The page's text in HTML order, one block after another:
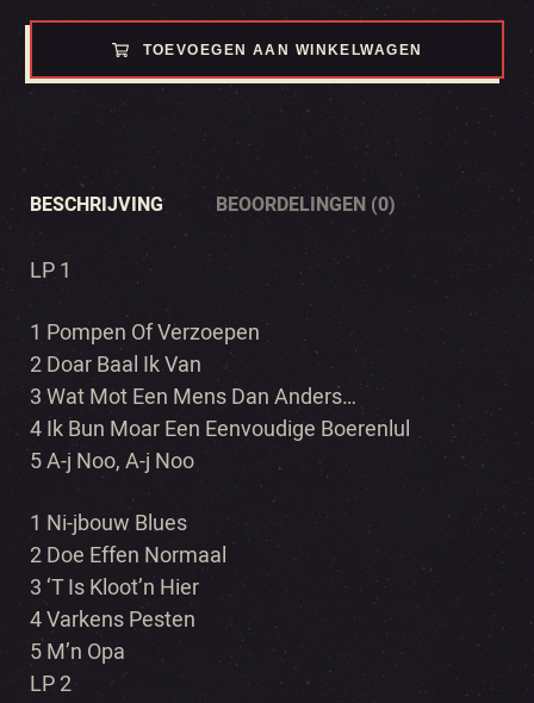
TOEVOEGEN AAN WINKELWAGEN
BESCHRIJVING BEOORDELINGEN (0)
LP 1
1 Pompen Of Verzoepen
2 Doar Baal Ik Van
3 Wat Mot Een Mens Dan Anders…
4 Ik Bun Moar Een Eenvoudige Boerenlul
5 A-j Noo, A-j Noo
1 Ni-jbouw Blues
2 Doe Effen Normaal
3 ‘T Is Kloot’n Hier
4 Varkens Pesten
5 M’n Opa
LP 2